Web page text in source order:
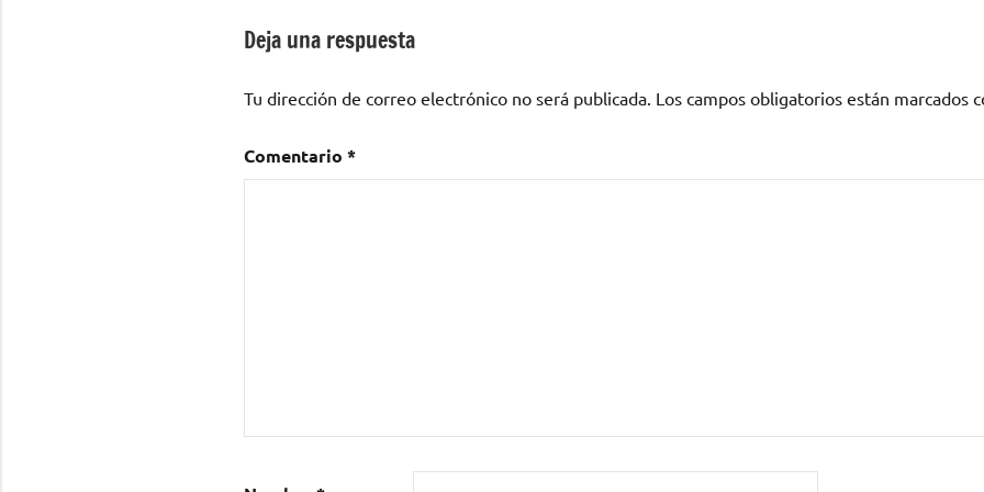
entradas
Deja una respuesta
Tu dirección de correo electrónico no será publicada. Los campos obligatorios están marcados
Comentario *